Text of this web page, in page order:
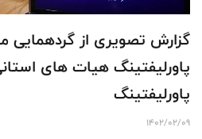
گزارش تصویری از گردهمایی
پاورلیفتینگ هیات های
پاورلیفتینگ
1402/02/09